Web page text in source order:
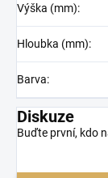
Výška (mm):
Hloubka (mm):
Barva:
Diskuze
Buďte první, kdo